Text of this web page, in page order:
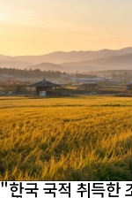
"한국 국적 취득한